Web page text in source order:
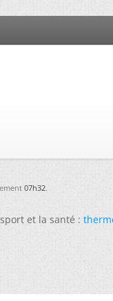
07h32.
et la santé :